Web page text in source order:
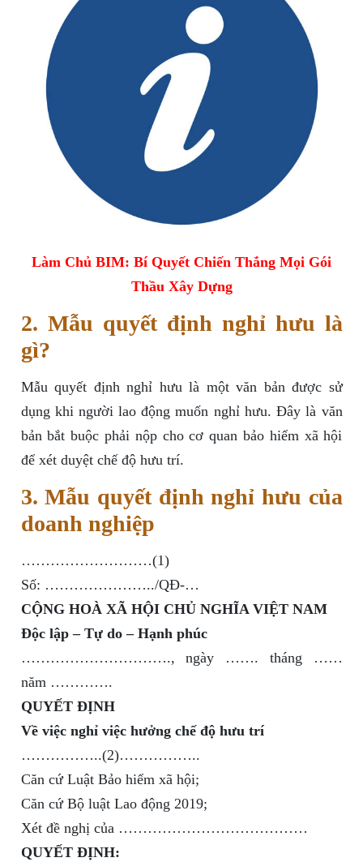
Làm Chủ BIM: Bí Quyết Chiến Thắng Mọi Gói
Thầu Xây Dựng
2. Mẫu quyết định nghỉ hưu là
gì?
Mẫu quyết định nghỉ hưu là một văn bản được sử
dụng khi người lao động muốn nghỉ hưu. Đây là văn
bản bắt buộc phải nộp cho cơ quan bảo hiểm xã hội
để xét duyệt chế độ hưu trí.
3. Mẫu quyết định nghỉ hưu của
doanh nghiệp
………………………(1)
Số: …………………../QĐ-…
CỘNG HOÀ XÃ HỘI CHỦ NGHĨA VIỆT NAM
Độc lập – Tự do – Hạnh phúc
…………………………., ngày ……. tháng ……
năm ………….
QUYẾT ĐỊNH
Về việc nghỉ việc hưởng chế độ hưu trí
……………..(2)……………..
Căn cứ Luật Bảo hiểm xã hội;
Căn cứ Bộ luật Lao động 2019;
Xét đề nghị của …………………………………
QUYẾT ĐỊNH: